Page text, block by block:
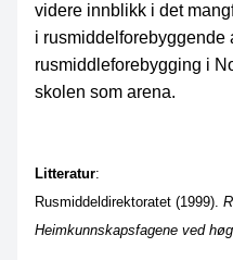
videre innblikk i det
i rusmiddelforebyggende
rusmiddleforebygging i
skolen som arena.
Litteratur:
Rusmiddeldirektoratet (1999).
Heimkunnskapsfagene ved